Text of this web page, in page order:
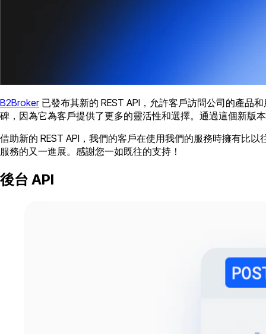
B2Broker已發布其新的 REST API，允許客戶訪問公司的產品
碑，因為它為客戶提供了更多的靈活性和選擇。通過這個新版
借助新的 REST API，我們的客戶在使用我們的服務時擁有比
服務的又一進展。感謝您一如既往的支持！
後台 API